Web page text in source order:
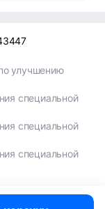
улучшению
специальной
специальной
специальной